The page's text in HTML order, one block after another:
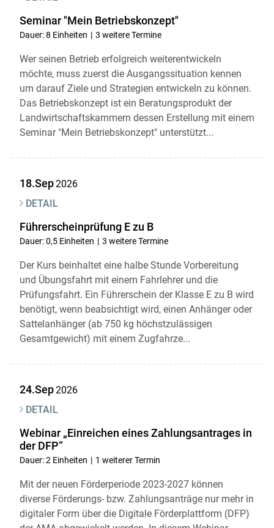
Seminar "Mein Betriebskonzept"
Dauer: 8 Einheiten 3 weitere Termine
Wer seinen Betrieb erfolgreich weiterentwickeln
möchte, muss zuerst die Ausgangssituation kennen
um darauf Ziele und Strategien entwickeln zu können.
Das Betriebskonzept ist ein Beratungsprodukt der
Landwirtschaftskammern dessen Erstellung mit einem
Seminar "Mein Betriebskonzept" unterstützt...
18.Sep2026
DETAIL
Führerscheinprüfung E zu B
Dauer: 0,5 Einheiten 3 weitere Termine
Der Kurs beinhaltet eine halbe Stunde Vorbereitung
und Übungsfahrt mit einem Fahrlehrer und die
Prüfungsfahrt. Ein Führerschein der Klasse E zu B wird
benötigt, wenn beabsichtigt wird, einen Anhänger oder
Sattelanhänger (ab 750 kg höchstzulässigen
Gesamtgewicht) mit einem Zugfahrze...
24.Sep2026
DETAIL
Webinar „Einreichen eines Zahlungsantrages in
der DFP“
Dauer: 2 Einheiten 1 weiterer Termin
Mit der neuen Förderperiode 2023-2027 können
diverse Förderungs- bzw. Zahlungsanträge nur mehr in
digitaler Form über die Digitale Förderplattform (DFP)